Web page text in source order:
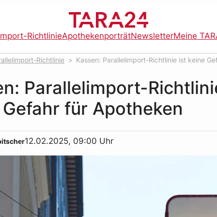
RichtlinieApothekenporträtNewsletterMeine
Richtlinie
Kassen: Parallelimport-Richtlinie ist keine
Parallelimport-
für Apotheken
12.02.2025, 09:00 Uhr